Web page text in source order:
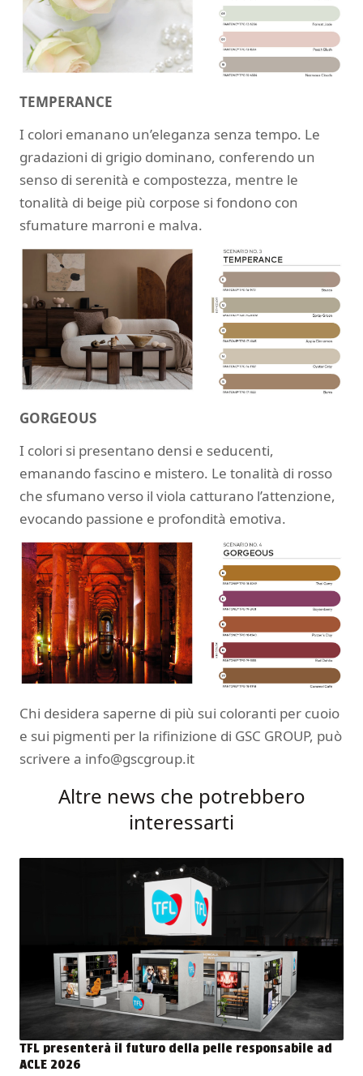
TEMPERANCE
I colori emanano un’eleganza senza tempo. Le
gradazioni di grigio dominano, conferendo un
senso di serenità e compostezza, mentre le
tonalità di beige più corpose si fondono con
sfumature marroni e malva.
GORGEOUS
I colori si presentano densi e seducenti,
emanando fascino e mistero. Le tonalità di rosso
che sfumano verso il viola catturano l’attenzione,
evocando passione e profondità emotiva.
Chi desidera saperne di più sui coloranti per cuoio
e sui pigmenti per la rifinizione di GSC GROUP, può
scrivere a info@gscgroup.it
Altre news che potrebbero
interessarti
TFL presenterà il futuro della pelle responsabile ad
ACLE 2026